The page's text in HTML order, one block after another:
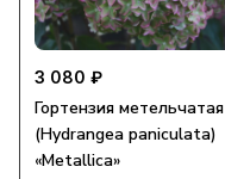
3 080 ₽
Гортензия метельчатая
(Hydrangea paniculata)
«Metallica»